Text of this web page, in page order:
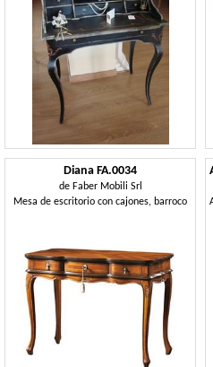
Diana FA.0034
de Faber Mobili Srl
Mesa de escritorio con cajones, barroco